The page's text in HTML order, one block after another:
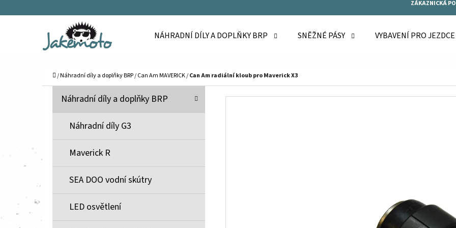
ZÁKAZNICKÁ
NÁHRADNÍ DÍLY A DOPLŇKY BRP SNĚŽNÉ PÁSY VYBAVENÍ PRO JEZDCE
Domů
/Náhradní díly a doplňky BRP/Can Am MAVERICK/Can Am radiální kloub pro Maverick X3
R
Přeskočit
K Náhradní díly a doplňky BRP
Náhradní díly G3
Maverick R
SEA DOO vodní skútry
LED osvětlení
obchodu
obchodu